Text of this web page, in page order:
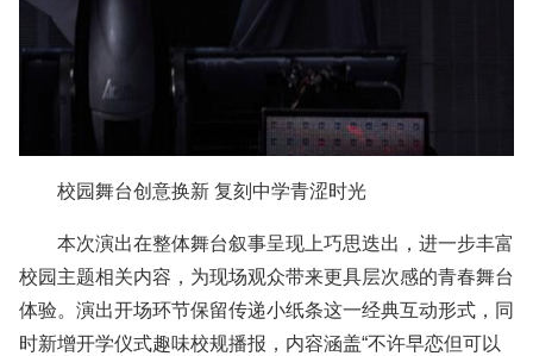
校园舞台创意换新 复刻中学青涩时光
本次演出在整体舞台叙事呈现上巧思迭出，进一步丰富
校园主题相关内容，为现场观众带来更具层次感的青春舞台
体验。演出开场环节保留传递小纸条这一经典互动形式，同
时新增开学仪式趣味校规播报，内容涵盖“不许早恋但可以